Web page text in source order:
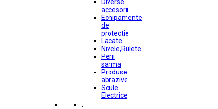
Diverse
accesorii
Echipamente
de
protectie
Lacate
Nivele,Rulete
Perii
sarma
Produse
abrazive
Scule
Electrice
.